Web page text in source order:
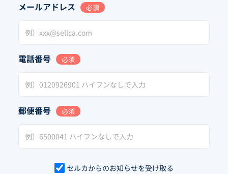
メールアドレス 必須
電話番号 必須
郵便番号 必須
セルカからのお知らせを受け取る